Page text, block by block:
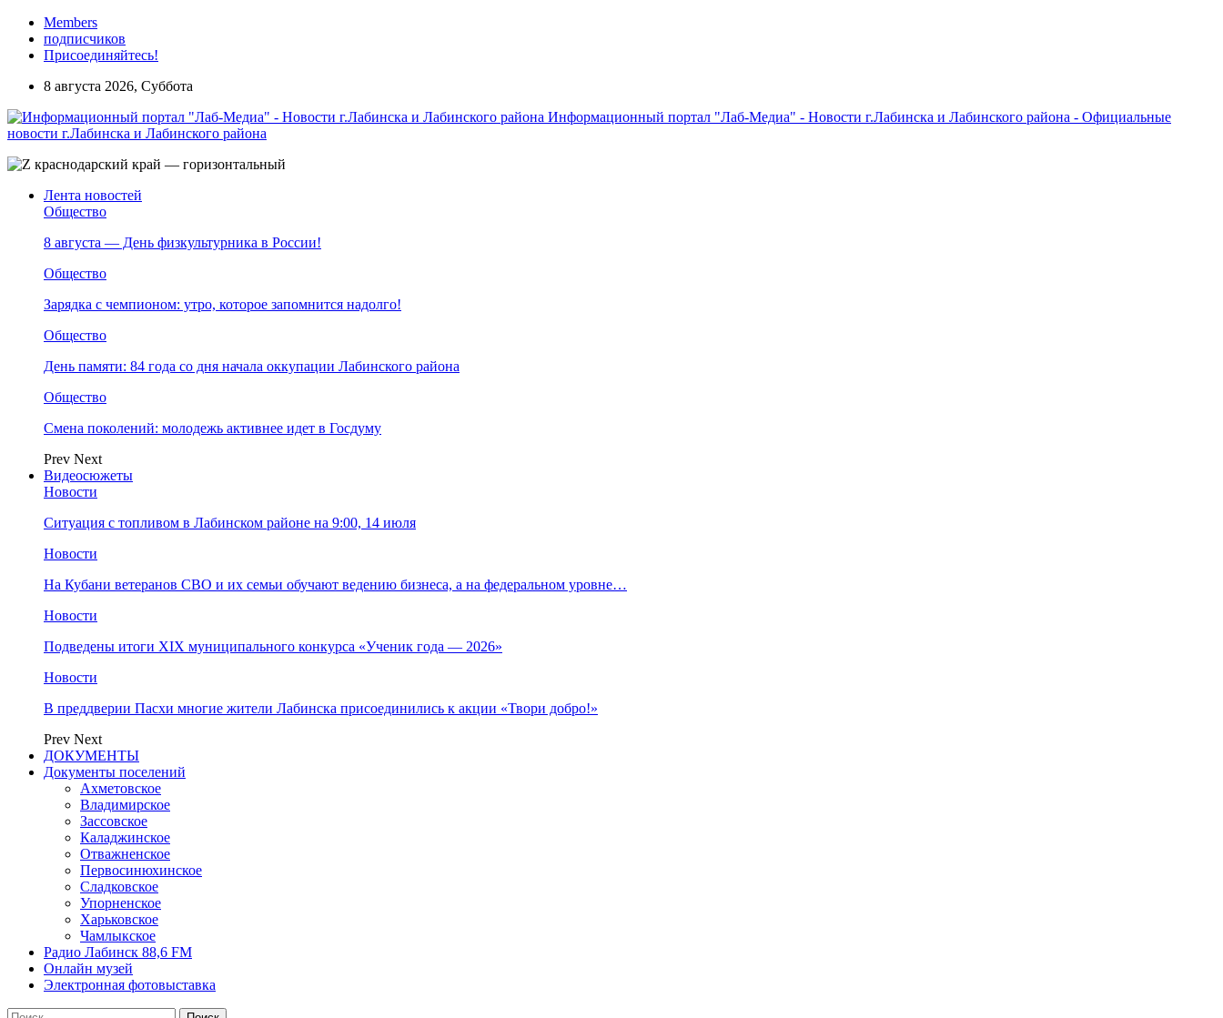
Members
подписчиков
Присоединяйтесь!
8 августа 2026, Суббота
Информационный портал "Лаб-Медиа" - Новости г.Лабинска и Лабинского района - Официальные
новости г.Лабинска и Лабинского района
Лента новостей
Общество
8 августа — День физкультурника в России!
Общество
Зарядка с чемпионом: утро, которое запомнится надолго!
Общество
День памяти: 84 года со дня начала оккупации Лабинского района
Общество
Смена поколений: молодежь активнее идет в Госдуму
Prev Next
Видеосюжеты
Новости
Ситуация с топливом в Лабинском районе на 9:00, 14 июля
Новости
На Кубани ветеранов СВО и их семьи обучают ведению бизнеса, а на федеральном уровне…
Новости
Подведены итоги XIX муниципального конкурса «Ученик года — 2026»
Новости
В преддверии Пасхи многие жители Лабинска присоединились к акции «Твори добро!»
Prev Next
ДОКУМЕНТЫ
Документы поселений
Ахметовское
Владимирское
Зассовское
Каладжинское
Отважненское
Первосинюхинское
Сладковское
Упорненское
Харьковское
Чамлыкское
Радио Лабинск 88,6 FM
Онлайн музей
Электронная фотовыставка